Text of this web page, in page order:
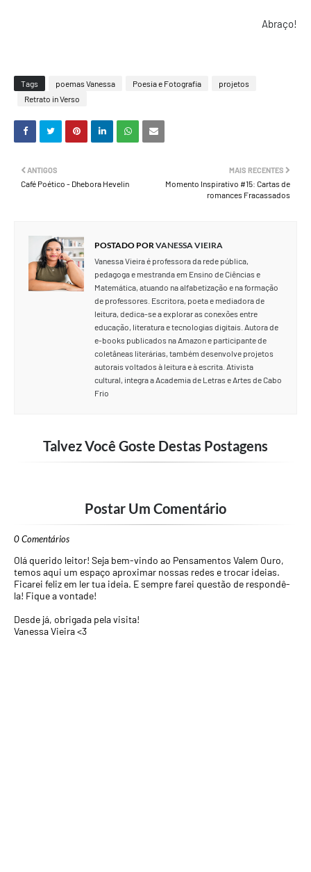
Abraço!
Tags poemas Vanessa Poesia e Fotografia
projetos
Retrato in Verso
MAIS RECENTES
Momento Inspirativo #15: Cartas de
romances Fracassados
ANTIGOS
Café Poético - Dhebora Hevelin
POSTADO PORVANESSA VIEIRA
Vanessa Vieira é professora da rede pública,
pedagoga e mestranda em Ensino de Ciências e
Matemática, atuando na alfabetização e na formação
de professores. Escritora, poeta e mediadora de
leitura, dedica-se a explorar as conexões entre
educação, literatura e tecnologias digitais. Autora de
e-books publicados na Amazon e participante de
coletâneas literárias, também desenvolve projetos
autorais voltados à leitura e à escrita. Ativista
cultural, integra a Academia de Letras e Artes de Cabo
Frio
Talvez Você Goste Destas Postagens
Postar Um Comentário
0 Comentários
Olá querido leitor! Seja bem-vindo ao Pensamentos Valem Ouro,
temos aqui um espaço aproximar nossas redes e trocar ideias.
Ficarei feliz em ler tua ideia. E sempre farei questão de respondê-
la! Fique a vontade!
Desde já, obrigada pela visita!
Vanessa Vieira <3